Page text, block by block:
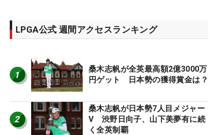
LPGA公式 週間アクセスランキング
1
桑木志帆が全英最高額2億3000万
円ゲット 日本勢の獲得賞金は？
2
桑木志帆が日本勢7人目メジャー
V 渋野日向子、山下美夢有に続
く全英制覇